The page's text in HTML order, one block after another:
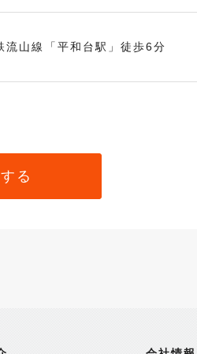
流山線「平和台駅」徒歩6分
る